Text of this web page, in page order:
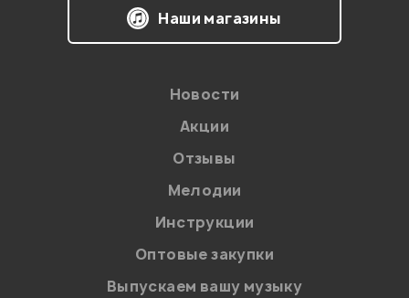
на обработку персональных данных в
Политикой в отношении обработки
персональных данных.
Введите проверочное число:
Наши магазины
Новости
Акции
Отзывы
Мелодии
Инструкции
Оптовые закупки
Выпускаем вашу музыку